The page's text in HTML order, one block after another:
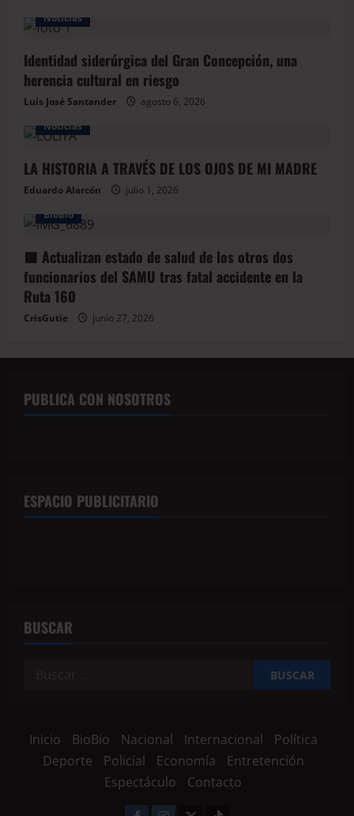
Noticias
Identidad siderúrgica del Gran Concepción, una
herencia cultural en riesgo
Luis José Santander
agosto 6, 2026
Noticias
LA HISTORIA A TRAVÉS DE LOS OJOS DE MI MADRE
Eduardo Alarcón
julio 1, 2026
BioBio
🟥 Actualizan estado de salud de los otros dos
funcionarios del SAMU tras fatal accidente en la
Ruta 160
CrisGutie junio 27, 2026
PUBLICA CON NOSOTROS
ESPACIO PUBLICITARIO
BUSCAR
Inicio BioBio Nacional Internacional
Política
Deporte
Policial Economía
Entretención
Espectáculo
Contacto